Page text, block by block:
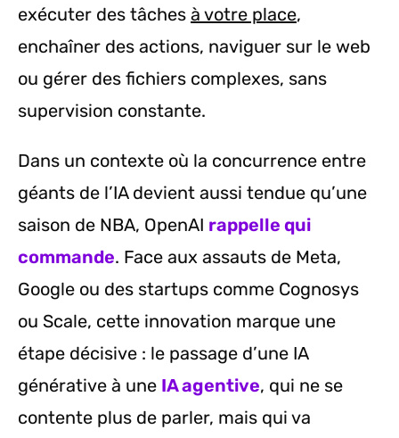
exécuter des tâches à votre place,
enchaîner des actions, naviguer sur le web
ou gérer des fichiers complexes, sans
supervision constante.
Dans un contexte où la concurrence entre
géants de l’IA devient aussi tendue qu’une
saison de NBA, OpenAI rappelle qui
commande. Face aux assauts de Meta,
Google ou des startups comme Cognosys
ou Scale, cette innovation marque une
étape décisive : le passage d’une IA
générative à une IA agentive, qui ne se
contente plus de parler, mais qui va